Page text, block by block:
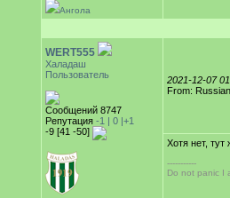
Ангола
WERT555
Халадаш
Пользователь
Сообщений 8747
Репутация -1 | 0 |+1
-9 [41 -50]
2021-12-07
From:
Хотя нет,
-----------
Do not panic I